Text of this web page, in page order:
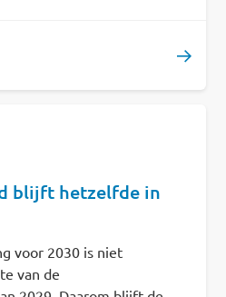
blijft hetzelfde in
voor 2030 is niet
van de